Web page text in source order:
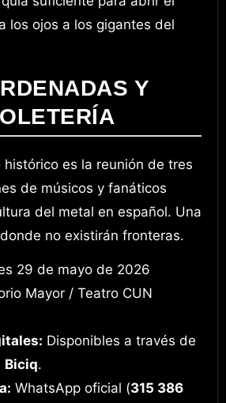
los ojos a los gigantes del
Y
histórico es la reunión de tres
de músicos y fanáticos
del metal en español. Una
no existirán fronteras.
29 de mayo de 2026
Mayor / Teatro CUN
Disponibles a través de
Biciq.
WhatsApp oficial (315 386